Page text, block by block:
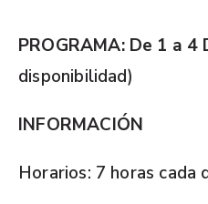
PROGRAMA: De 1 a 4
disponibilidad)
Horarios: 7 horas cada